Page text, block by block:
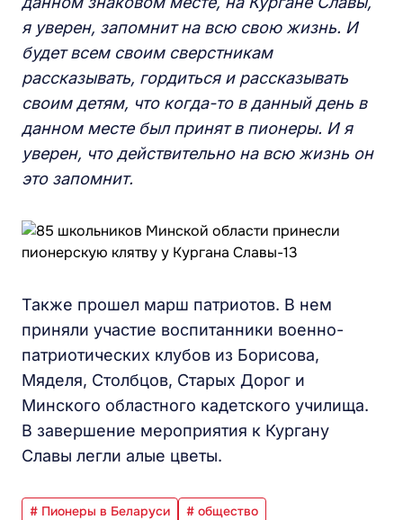
я уверен, запомнит на всю свою жизнь. И
будет всем своим сверстникам
рассказывать, гордиться и рассказывать
своим детям, что когда-то в данный день в
данном месте был принят в пионеры. И я
уверен, что действительно на всю жизнь он
это запомнит.
Также прошел марш патриотов. В нем
приняли участие воспитанники военно-
патриотических клубов из Борисова,
Мяделя, Столбцов, Старых Дорог и
Минского областного кадетского училища.
В завершение мероприятия к Кургану
Славы легли алые цветы.
# Пионеры в Беларуси
# общество